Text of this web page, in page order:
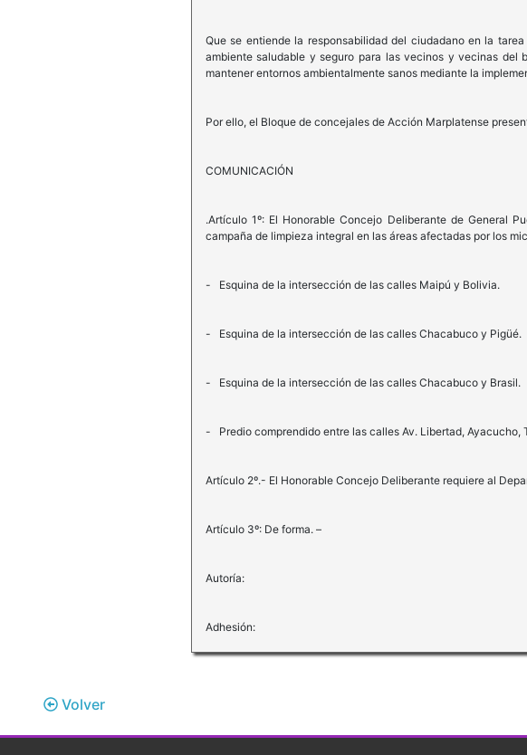
Que se entiende la responsabilidad del ciudadano en la
ambiente saludable y seguro para las vecinos y vecinas
mantener entornos ambientalmente sanos mediante la
Por ello, el Bloque de concejales de Acción Marplatense
COMUNICACIÓN
.Artículo 1º: El Honorable Concejo Deliberante de General
campaña de limpieza integral en las áreas afectadas por los
- Esquina de la intersección de las calles Maipú y Bolivia.
- Esquina de la intersección de las calles Chacabuco y Pigüé.
- Esquina de la intersección de las calles Chacabuco y Brasil.
- Predio comprendido entre las calles Av. Libertad, Ayacucho,
Artículo 2º.- El Honorable Concejo Deliberante requiere al
Artículo 3º: De forma. –
Autoría:
Adhesión:
Volver